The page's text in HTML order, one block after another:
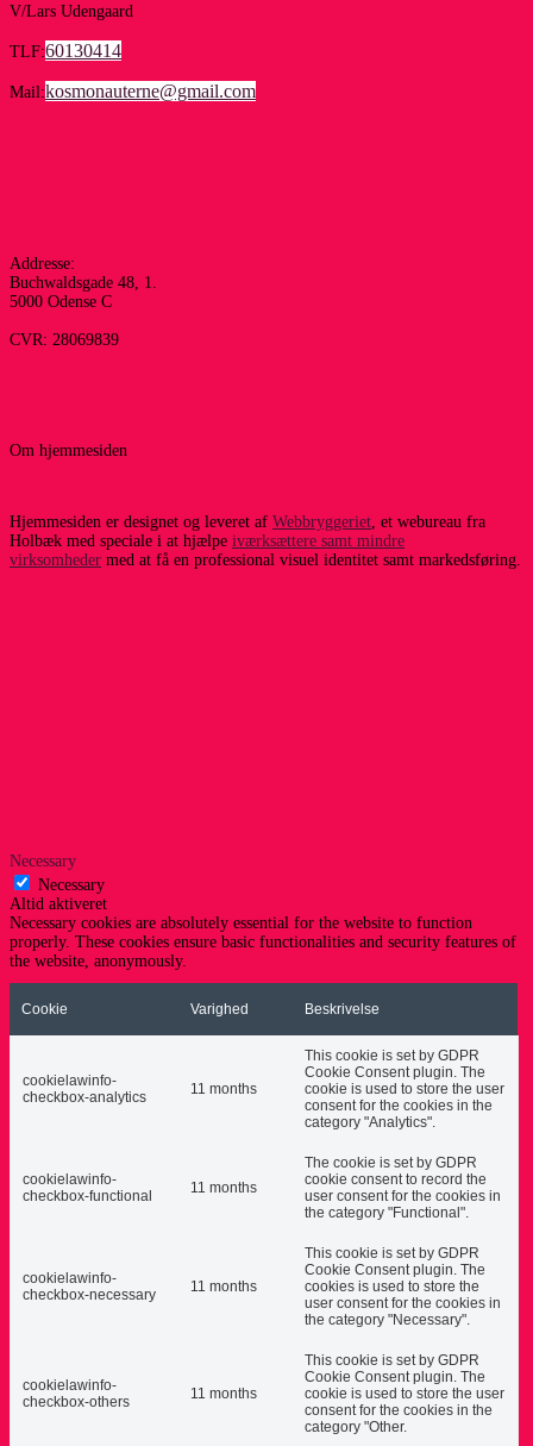
V/Lars Udengaard
TLF:60130414
Mail:kosmonauterne@gmail.com
Addresse:
Buchwaldsgade 48, 1.
5000 Odense C
CVR: 28069839
Om hjemmesiden
Hjemmesiden er designet og leveret af Webbryggeriet , et webureau fra
Holbæk med speciale i at hjælpe iværksættere samt mindre
virksomheder med at få en professional visuel identitet samt markedsføring.
Necessary
Necessary
Altid aktiveret
Necessary cookies are absolutely essential for the website to function
properly. These cookies ensure basic functionalities and security features of
the website, anonymously.
Cookie Varighed Beskrivelse
cookielawinfo-
checkbox-analytics
11 months
This cookie is set by GDPR
Cookie Consent plugin. The
cookie is used to store the user
consent for the cookies in the
category "Analytics".
cookielawinfo-
checkbox-functional
11 months
The cookie is set by GDPR
cookie consent to record the
user consent for the cookies in
the category "Functional".
cookielawinfo-
checkbox-necessary
11 months
This cookie is set by GDPR
Cookie Consent plugin. The
cookies is used to store the
user consent for the cookies in
the category "Necessary".
cookielawinfo-
checkbox-others
11 months
This cookie is set by GDPR
Cookie Consent plugin. The
cookie is used to store the user
consent for the cookies in the
category "Other.